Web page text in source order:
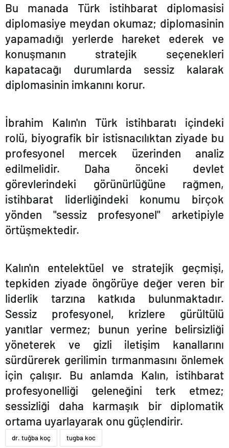
Bu manada Türk istihbarat diplomasisi
diplomasiye meydan okumaz; diplomasinin
yapamadığı yerlerde hareket ederek ve
konuşmanın stratejik seçenekleri
kapatacağı durumlarda sessiz kalarak
diplomasinin imkanını korur.
İbrahim Kalın'ın Türk istihbaratı içindeki
rolü, biyografik bir istisnacılıktan ziyade bu
profesyonel mercek üzerinden analiz
edilmelidir. Daha önceki devlet
görevlerindeki görünürlüğüne rağmen,
istihbarat liderliğindeki konumu birçok
yönden "sessiz profesyonel" arketipiyle
örtüşmektedir.
Kalın'ın entelektüel ve stratejik geçmişi,
tepkiden ziyade öngörüye değer veren bir
liderlik tarzına katkıda bulunmaktadır.
Sessiz profesyonel, krizlere gürültülü
yanıtlar vermez; bunun yerine belirsizliği
yöneterek ve gizli iletişim kanallarını
sürdürerek gerilimin tırmanmasını önlemek
için çalışır. Bu anlamda Kalın, istihbarat
profesyonelliği geleneğini terk etmez;
sessizliği daha karmaşık bir diplomatik
ortama uyarlayarak onu güçlendirir.
dr. tuğba koç tugba koc